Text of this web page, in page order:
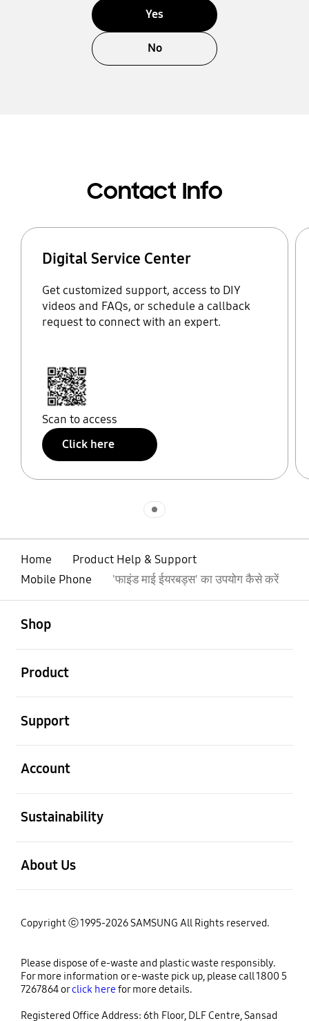
Yes
No
Contact Info
Digital Service Center
Get customized support, access to DIY
videos and FAQs, or schedule a callback
request to connect with an expert.
Scan to access
Click here
Home
Product Help & Support
Mobile Phone
'फाइंड माई ईयरबड्स' का उपयोग कैसे करें
Shop
Product
Support
Account
Sustainability
About Us
Copyright ⓒ 1995-2026 SAMSUNG All Rights reserved.
Please dispose of e-waste and plastic waste responsibly.
For more information or e-waste pick up, please call 1800 5
7267864 orclick herefor more details.
Registered Office Address: 6th Floor, DLF Centre, Sansad